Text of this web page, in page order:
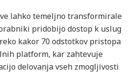
lahko temeljno transformirale
pridobijo dostop k uslug
kakor 70 odstotkov pristopa
platform, kar zahtevuje
delovanja vseh zmogljivosti